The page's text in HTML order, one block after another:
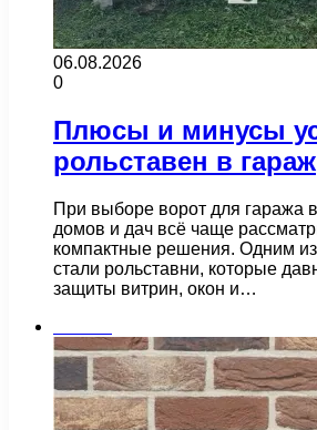
06.08.2026
0
Плюсы и минусы
рольставен в гараж
При выборе ворот для гаража
домов и дач всё чаще
компактные решения. Одним из
стали рольставни, которые
защиты витрин, окон и…